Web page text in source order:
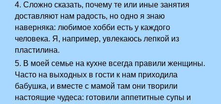
4. Сложно сказать, почему те или иные занятия
доставляют нам радость, но одно я знаю
наверняка: любимое хобби есть у каждого
человека. Я, например, увлекаюсь лепкой из
пластилина.
5. В моей семье на кухне всегда правили женщины.
Часто на выходных в гости к нам приходила
бабушка, и вместе с мамой там они творили
настоящие чудеса: готовили аппетитные супы и